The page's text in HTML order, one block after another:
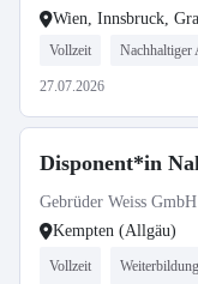
Wien, Innsbruck,
Vollzeit Nachhaltiger
27.07.2026
Disponent*in
Gebrüder Weiss GmbH
Kempten (Allgäu)
Vollzeit